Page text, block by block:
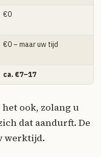
€0
€0 – maar uw tijd
ca. €7–17
ook, zolang u
dat aandurft. De
werktijd.